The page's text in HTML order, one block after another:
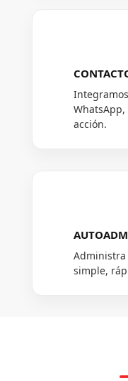
acción.
simple,